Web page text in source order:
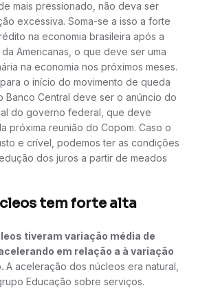
mais pressionado, não deva ser
excessiva. Soma-se a isso a forte
na economia brasileira após a
Americanas, o que deve ser uma
na economia nos próximos meses.
o início do movimento de queda
Banco Central deve ser o anúncio do
do governo federal, que deve
próxima reunião do Copom. Caso o
e crível, podemos ter as condições
dos juros a partir de meados
tem forte alta
tiveram variação média de
em relação a à variação
A aceleração dos núcleos era natural,
Educação sobre serviços.